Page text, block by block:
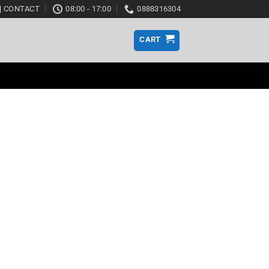
CONTACT 08:00 - 17:00 0888316304
CART